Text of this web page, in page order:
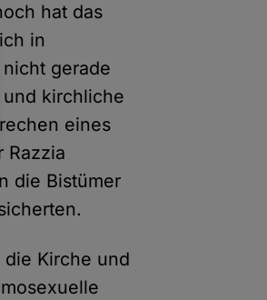
hat das
in
gerade
kirchliche
eines
Razzia
die Bistümer
Kirche und